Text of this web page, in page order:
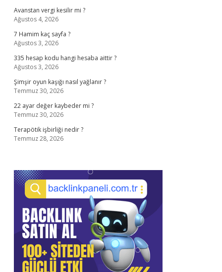
Avanstan vergi kesilir mi ?
Ağustos 4, 2026
7 Hamim kaç sayfa ?
Ağustos 3, 2026
335 hesap kodu hangi hesaba aittir ?
Ağustos 3, 2026
Şimşir oyun kaşığı nasıl yağlanır ?
Temmuz 30, 2026
22 ayar değer kaybeder mi ?
Temmuz 30, 2026
Terapötik işbirliği nedir ?
Temmuz 28, 2026